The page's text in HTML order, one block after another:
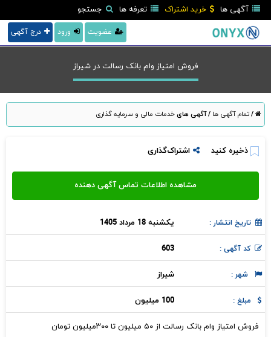
آگهی ها خرید اشتراک تعرفه ها جستجو
درج آگهی ورود عضویت
فروش امتیاز وام بانک رسالت در شيراز
/تمام آگهی ها /آگهی هایخدمات مالی و سرمایه گذاری
ذخیره کنید اشتراک‌گذاری
تاریخ انتشار : یکشنبه 18 مرداد 1405
کد آگهی : 603
شهر : شيراز
مبلغ : 100 میلیون
فروش امتیاز وام بانک رسالت از ۵۰ میلیون تا ۳۰۰میلیون تومان